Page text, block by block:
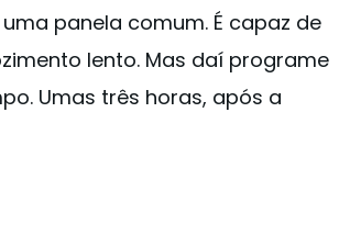
panela comum. É capaz de
lento. Mas daí programe
Umas três horas, após a